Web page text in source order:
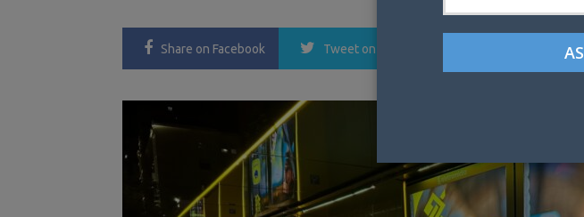
Share on Facebook Tweet on Twitter LinkedIn